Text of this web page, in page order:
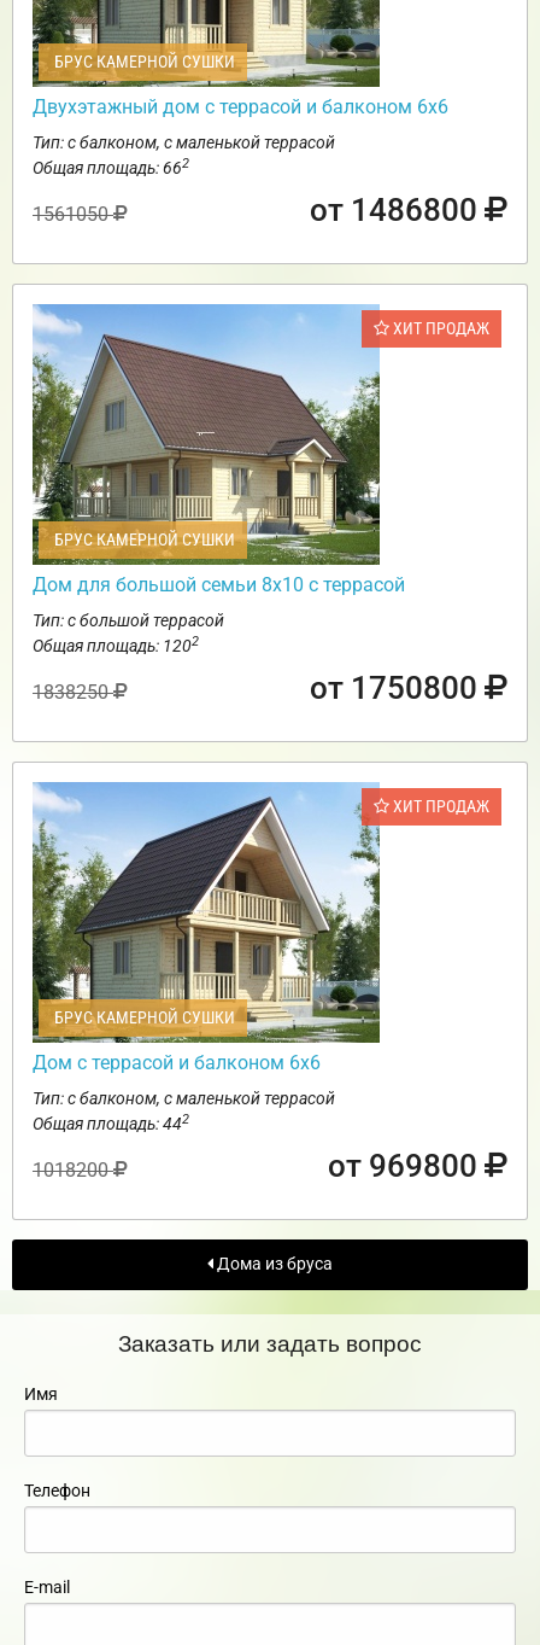
БРУС КАМЕРНОЙ СУШКИ
Двухэтажный дом с террасой и балконом 6х6
Тип: с балконом, с маленькой террасой
Общая площадь: 662
1561050 от 1486800
ХИТ ПРОДАЖ
БРУС КАМЕРНОЙ СУШКИ
Дом для большой семьи 8х10 с террасой
Тип: с большой террасой
Общая площадь: 1202
1838250 от 1750800
ХИТ ПРОДАЖ
БРУС КАМЕРНОЙ СУШКИ
Дом с террасой и балконом 6х6
Тип: с балконом, с маленькой террасой
Общая площадь: 442
1018200 от 969800
Дома из бруса
Заказать или задать вопрос
Имя
Телефон
E-mail